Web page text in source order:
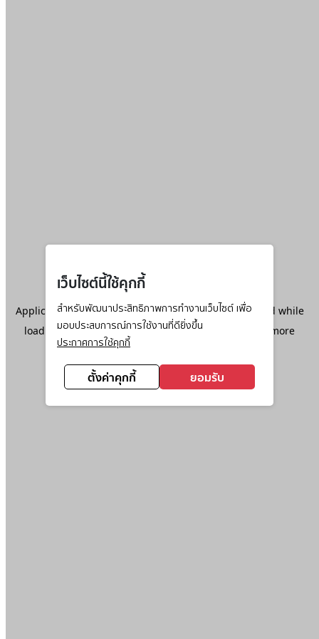
เว็บไซต์นี้ใช้คุกกี้
สำหรับพัฒนาประสิทธิภาพการทำงานเว็บไซต์ เพื่อ
มอบประสบการณ์การใช้งานที่ดียิ่งขึ้น
ประกาศการใช้คุกกี้
ตั้งค่าคุกกี้ ยอมรับ
Application error: aclient-side exception has occurred while
loadingwww.ktc.co.th(see the browser console
for more
information).